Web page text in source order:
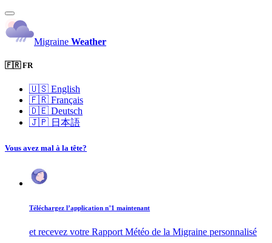
Migraine Weather
🇫🇷 FR
🇺🇸 English
🇫🇷 Français
🇩🇪 Deutsch
🇯🇵 日本語
Vous avez mal à la tête?
Téléchargez l’application n°1 maintenant
et recevez votre Rapport Météo de la Migraine personnalisé